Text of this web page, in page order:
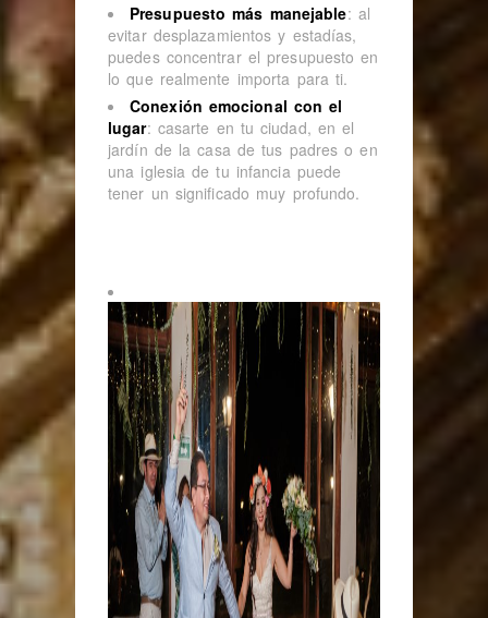
Presupuesto más manejable: al
evitar desplazamientos y estadías,
puedes concentrar el presupuesto en
lo que realmente importa para ti.
Conexión emocional con el
lugar: casarte en tu ciudad, en el
jardín de la casa de tus padres o en
una iglesia de tu infancia puede
tener un significado muy profundo.